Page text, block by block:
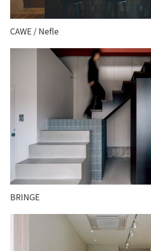
CAWE / Nefle
BRINGE